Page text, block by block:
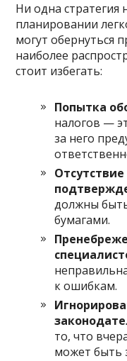
Ни одна стратегия
планировании
могут обернуться
наиболее
стоит избегать:
Попытка
налогов —
за него
должны
бумагами.
к ошибкам.
то, что
может быть